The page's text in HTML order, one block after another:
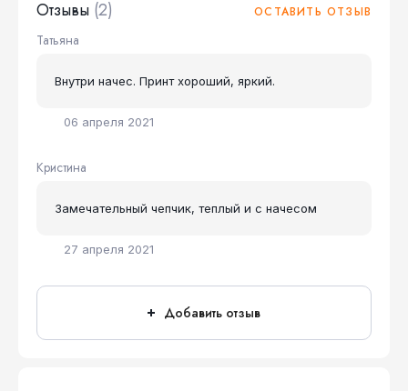
Отзывы (2) ОСТАВИТЬ ОТЗЫВ
Татьяна
06 апреля 2021
Внутри начес. Принт хороший, яркий.
Кристина
27 апреля 2021
Замечательный чепчик, теплый и с начесом
Добавить отзыв